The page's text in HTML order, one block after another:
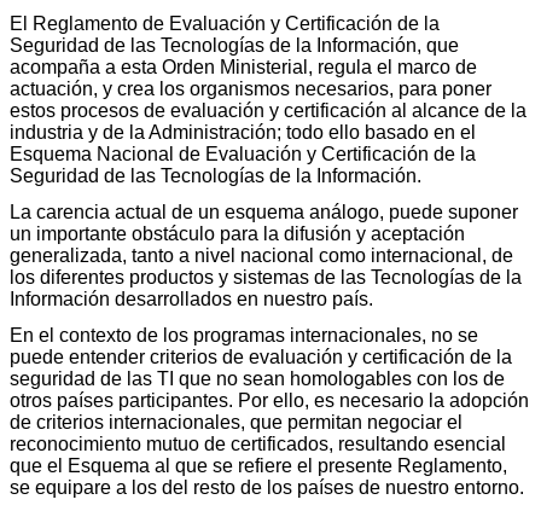
El Reglamento de Evaluación y Certificación de la
Seguridad de las Tecnologías de la Información, que
acompaña a esta Orden Ministerial, regula el marco de
actuación, y crea los organismos necesarios, para poner
estos procesos de evaluación y certificación al alcance de la
industria y de la Administración; todo ello basado en el
Esquema Nacional de Evaluación y Certificación de la
Seguridad de las Tecnologías de la Información.
La carencia actual de un esquema análogo, puede suponer
un importante obstáculo para la difusión y aceptación
generalizada, tanto a nivel nacional como internacional, de
los diferentes productos y sistemas de las Tecnologías de la
Información desarrollados en nuestro país.
En el contexto de los programas internacionales, no se
puede entender criterios de evaluación y certificación de la
seguridad de las TI que no sean homologables con los de
otros países participantes. Por ello, es necesario la adopción
de criterios internacionales, que permitan negociar el
reconocimiento mutuo de certificados, resultando esencial
que el Esquema al que se refiere el presente Reglamento,
se equipare a los del resto de los países de nuestro entorno.